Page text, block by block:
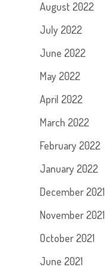
August 2022
July 2022
June 2022
May 2022
April 2022
March 2022
February 2022
January 2022
December 2021
November 2021
October 2021
June 2021